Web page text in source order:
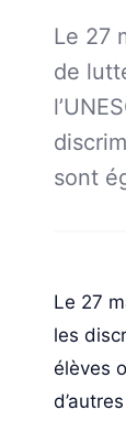
Le 27
de
sont
Le 27
les
élèves